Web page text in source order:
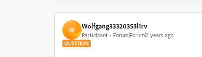
W Wolfgang33320353l1rv
Participant Forum|Forum|2 years ago
QUESTION